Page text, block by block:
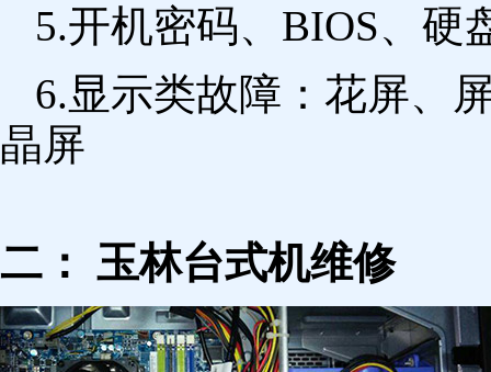
5.开机密码、BIOS、硬
6.显示类故障：花屏、
晶屏
二： 玉林台式机维修